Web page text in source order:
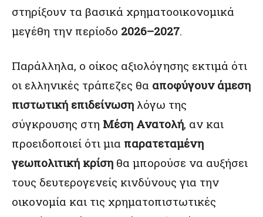
στηρίξουν τα βασικά χρηματοοικονομικά
μεγέθη την περίοδο 2026–2027.
Παράλληλα, ο οίκος αξιολόγησης εκτιμά ότι
οι ελληνικές τράπεζες θα αποφύγουν άμεση
πιστωτική επιδείνωση λόγω της
σύγκρουσης στη Μέση Ανατολή, αν και
προειδοποιεί ότι μια παρατεταμένη
γεωπολιτική κρίση θα μπορούσε να αυξήσει
τους δευτερογενείς κινδύνους για την
οικονομία και τις χρηματοπιστωτικές